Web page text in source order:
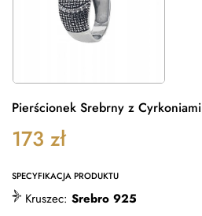
Pierścionek Srebrny z Cyrkoniami
173 zł
SPECYFIKACJA PRODUKTU
Kruszec: Srebro 925